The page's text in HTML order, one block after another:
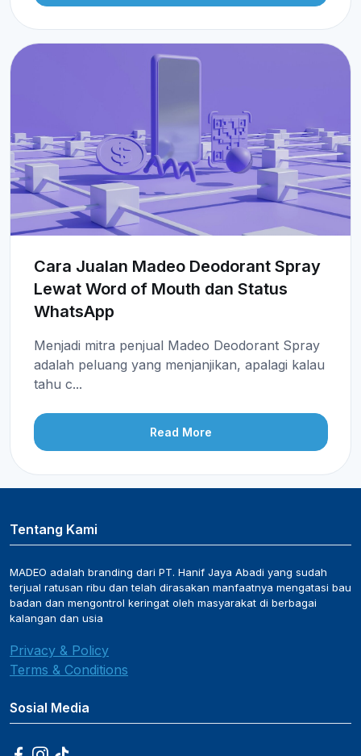
Cara Jualan Madeo Deodorant Spray
Lewat Word of Mouth dan Status
WhatsApp
Menjadi mitra penjual Madeo Deodorant Spray
adalah peluang yang menjanjikan, apalagi kalau
tahu c...
Read More
Tentang Kami
MADEO adalah branding dari PT. Hanif Jaya Abadi yang sudah
terjual ratusan ribu dan telah dirasakan manfaatnya mengatasi bau
badan dan mengontrol keringat oleh masyarakat di berbagai
kalangan dan usia
Privacy & Policy
Terms & Conditions
Sosial Media